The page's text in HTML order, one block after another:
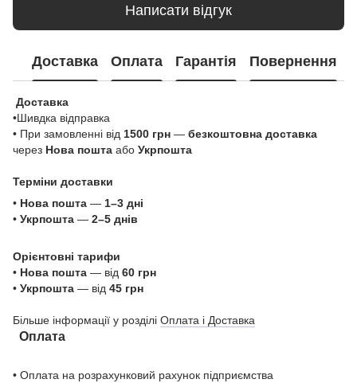
Написати відгук
Доставка Оплата Гарантія Повернення
Доставка
•Шивдка відправка
• При замовленні від 1500 грн — безкоштовна доставка
через Нова пошта або Укрпошта
Терміни доставки
• Нова пошта — 1–3 дні
• Укрпошта — 2–5 днів
Орієнтовні тарифи
• Нова пошта — від 60 грн
• Укрпошта — від 45 грн
Більше інформації у розділі Оплата і Доставка
Оплата
• Оплата на розрахунковий рахунок підприємства